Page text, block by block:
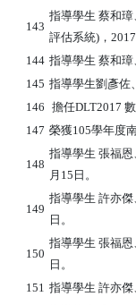
143
指導學生 蔡和
評估系統)，2017
144 指導學生 蔡和
145 指導學生劉彥佐
146 擔任DLT2017
147 榮獲105學年度
148
指導學生 張福
月15日。
149
指導學生 許亦
日。
150
指導學生 張福
日。
151 指導學生 許亦